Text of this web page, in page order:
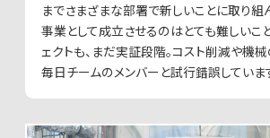
までさまざまな部署で新しいことに取り組
事業として成立させるのはとても難しいこ
ェクトも、まだ実証段階。コスト削減や機
毎日チームのメンバーと試行錯誤していま